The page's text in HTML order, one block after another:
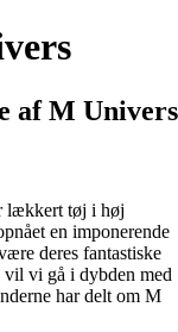
af M Univers
lækkert tøj i høj
en imponerende
deres fantastiske
vil vi gå i dybden med
har delt om M